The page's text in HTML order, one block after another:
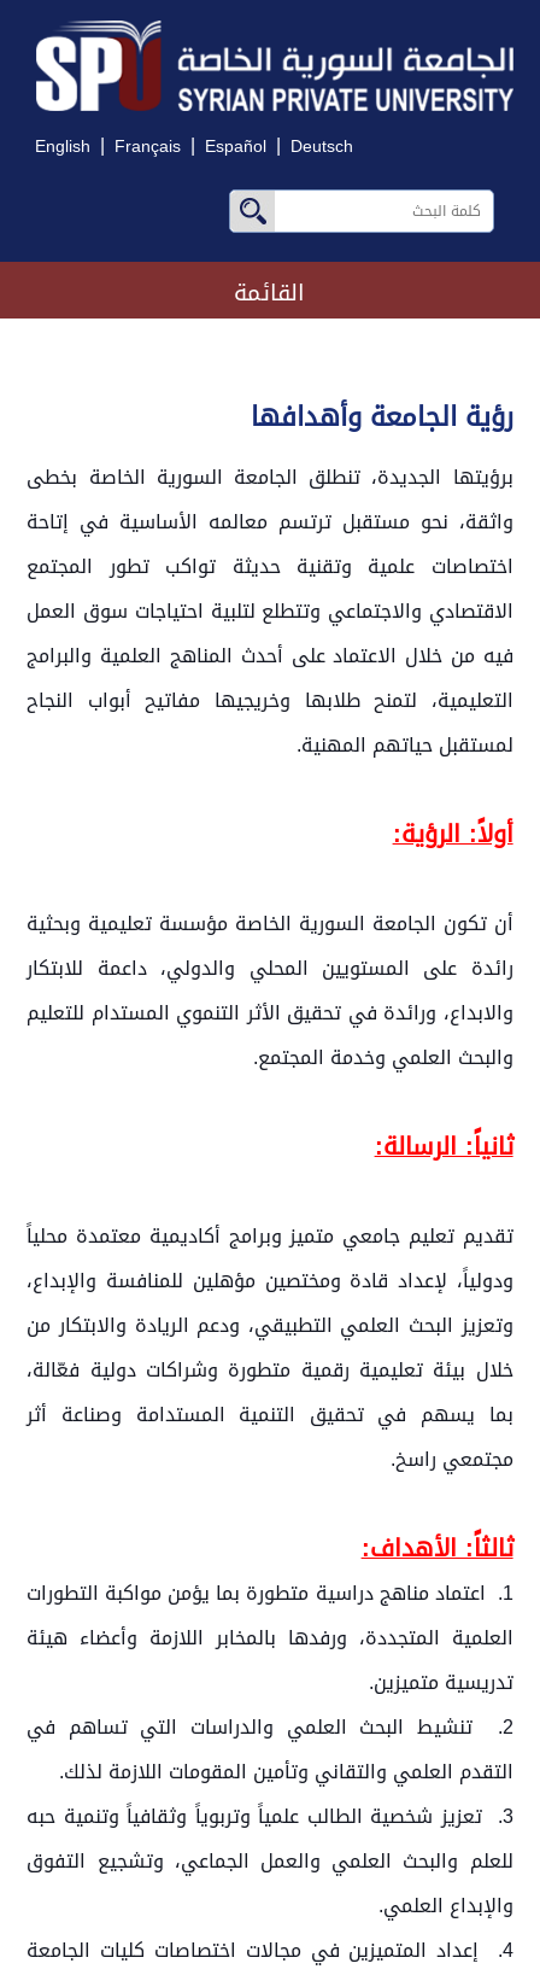
English | Français | Español | Deutsch
القائمة
رؤية الجامعة وأهدافها
برؤيتها الجديدة، تنطلق الجامعة السورية الخاصة بخطى
واثقة، نحو مستقبل ترتسم معالمه الأساسية في إتاحة
اختصاصات علمية وتقنية حديثة تواكب تطور المجتمع
الاقتصادي والاجتماعي وتتطلع لتلبية احتياجات سوق العمل
فيه من خلال الاعتماد على أحدث المناهج العلمية والبرامج
التعليمية، لتمنح طلابها وخريجيها مفاتيح أبواب النجاح
لمستقبل حياتهم المهنية.
أولاً: الرؤية:
أن تكون الجامعة السورية الخاصة مؤسسة تعليمية وبحثية
رائدة على المستويين المحلي والدولي، داعمة للابتكار
والابداع، ورائدة في تحقيق الأثر التنموي المستدام للتعليم
والبحث العلمي وخدمة المجتمع.
ثانياً: الرسالة:
تقديم تعليم جامعي متميز وبرامج أكاديمية معتمدة محلياً
ودولياً، لإعداد قادة ومختصين مؤهلين للمنافسة والإبداع،
وتعزيز البحث العلمي التطبيقي، ودعم الريادة والابتكار من
خلال بيئة تعليمية رقمية متطورة وشراكات دولية فعّالة،
بما يسهم في تحقيق التنمية المستدامة وصناعة أثر
مجتمعي راسخ.
ثالثاً: الأهداف:
1. اعتماد مناهج دراسية متطورة بما يؤمن مواكبة التطورات
العلمية المتجددة، ورفدها بالمخابر اللازمة وأعضاء هيئة
تدريسية متميزين.
2. تنشيط البحث العلمي والدراسات التي تساهم في
التقدم العلمي والتقاني وتأمين المقومات اللازمة لذلك.
3. تعزيز شخصية الطالب علمياً وتربوياً وثقافياً وتنمية حبه
للعلم والبحث العلمي والعمل الجماعي، وتشجيع التفوق
والإبداع العلمي.
4. إعداد المتميزين في مجالات اختصاصات كليات الجامعة